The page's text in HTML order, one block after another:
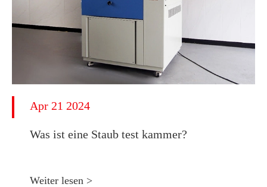
Apr 21 2024
Was ist eine Staub test kammer?
Weiter lesen >